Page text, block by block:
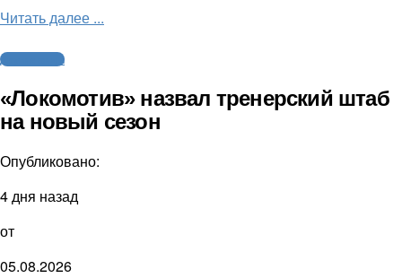
Читать далее ...
Другие виды
«Локомотив» назвал тренерский штаб
на новый сезон
Опубликовано:
4 дня назад
от
05.08.2026